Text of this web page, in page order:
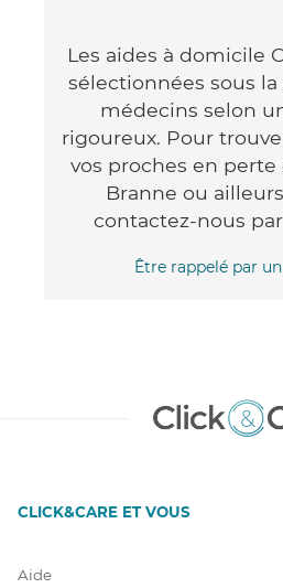
Les aides à domicile
sélectionnées sous
médecins selon
rigoureux. Pour
vos proches en
Branne ou
contactez-nous
Être rappelé par
CLICK&CARE ET VOUS
Aide